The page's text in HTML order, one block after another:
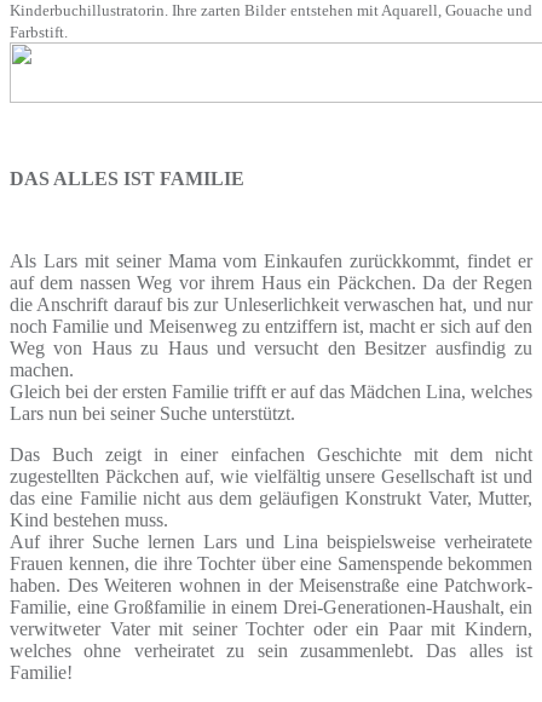
Kinderbuchillustratorin. Ihre zarten Bilder entstehen mit Aquarell, Gouache und
Farbstift.
DAS ALLES IST FAMILIE
Als Lars mit seiner Mama vom Einkaufen zurückkommt, findet er
auf dem nassen Weg vor ihrem Haus ein Päckchen. Da der Regen
die Anschrift darauf bis zur Unleserlichkeit verwaschen hat, und nur
noch Familie und Meisenweg zu entziffern ist, macht er sich auf den
Weg von Haus zu Haus und versucht den Besitzer ausfindig zu
machen.
Gleich bei der ersten Familie trifft er auf das Mädchen Lina, welches
Lars nun bei seiner Suche unterstützt.
Das Buch zeigt in einer einfachen Geschichte mit dem nicht
zugestellten Päckchen auf, wie vielfältig unsere Gesellschaft ist und
das eine Familie nicht aus dem geläufigen Konstrukt Vater, Mutter,
Kind bestehen muss.
Auf ihrer Suche lernen Lars und Lina beispielsweise verheiratete
Frauen kennen, die ihre Tochter über eine Samenspende bekommen
haben. Des Weiteren wohnen in der Meisenstraße eine Patchwork-
Familie, eine Großfamilie in einem Drei-Generationen-Haushalt, ein
verwitweter Vater mit seiner Tochter oder ein Paar mit Kindern,
welches ohne verheiratet zu sein zusammenlebt. Das alles ist
Familie!